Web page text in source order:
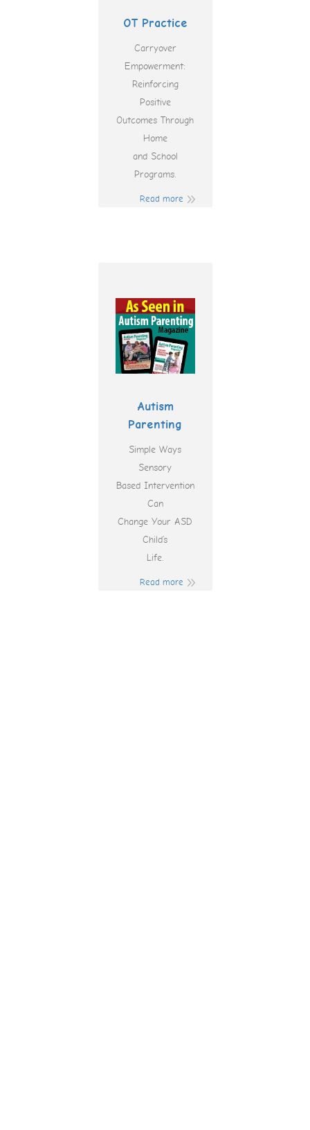
OT Practice
Carryover
Empowerment:
Reinforcing
Positive
Outcomes Through
Home
and School
Programs.
Read more
Autism
Parenting
Simple Ways
Sensory
Based Intervention
Can
Change Your ASD
Child’s
Life.
Read more